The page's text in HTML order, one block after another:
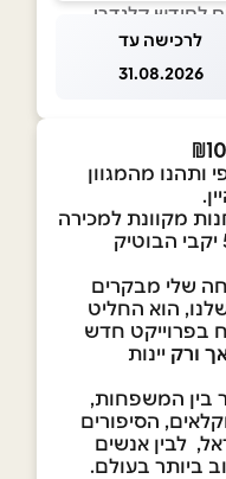
לרכישה עד
31.08.2026
ותהנו מהמגוון
מקוונת למכירה
של יינות ישראליים בלבד מ-50 יקבי הבוטיק
שלי מבקרים
הוא החליט
בפרוייקט חדש
ורק יינות
בין המשפחות,
הסיפורים
לבין אנשים
ביותר בעולם.